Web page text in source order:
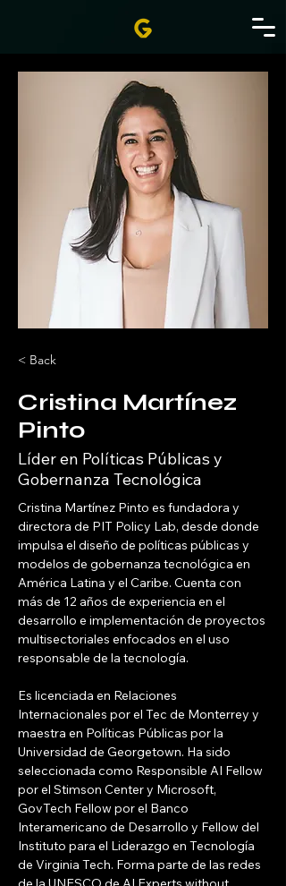
< Back
Cristina Martínez
Pinto
Líder en Políticas Públicas y
Gobernanza Tecnológica
Cristina Martínez Pinto es fundadora y
directora de PIT Policy Lab, desde donde
impulsa el diseño de políticas públicas y
modelos de gobernanza tecnológica en
América Latina y el Caribe. Cuenta con
más de 12 años de experiencia en el
desarrollo e implementación de proyectos
multisectoriales enfocados en el uso
responsable de la tecnología.
Es licenciada en Relaciones
Internacionales por el Tec de Monterrey y
maestra en Políticas Públicas por la
Universidad de Georgetown. Ha sido
seleccionada como Responsible AI Fellow
por el Stimson Center y Microsoft,
GovTech Fellow por el Banco
Interamericano de Desarrollo y Fellow del
Instituto para el Liderazgo en Tecnología
de Virginia Tech. Forma parte de las redes